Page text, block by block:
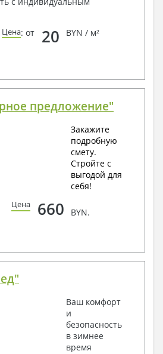
Цена: от 20 BYN / м²
предложение"
Закажите
подробную
смету.
Стройте с
выгодой для
себя!
Цена 660 BYN.
Ваш комфорт
и
безопасность
в зимнее
время